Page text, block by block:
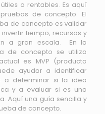
o rentables. Es aquí
de concepto. El
de concepto es validar
tiempo, recursos y
a gran escala. En la
de concepto se utiliza
es MVP (producto
ayudar a identificar
a determinar si la idea
y a evaluar si es una
Aquí una guía sencilla y
de concepto.